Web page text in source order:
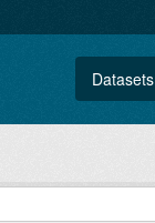
Datasets